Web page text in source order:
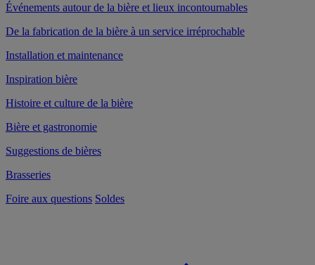
Événements autour de la bière et lieux incontournables
De la fabrication de la bière à un service irréprochable
Installation et maintenance
Inspiration bière
Histoire et culture de la bière
Bière et gastronomie
Suggestions de bières
Brasseries
Foire aux questions Soldes